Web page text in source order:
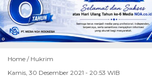
Home / Hukrim
Kamis, 30 Desember 2021 - 20:53 WIB